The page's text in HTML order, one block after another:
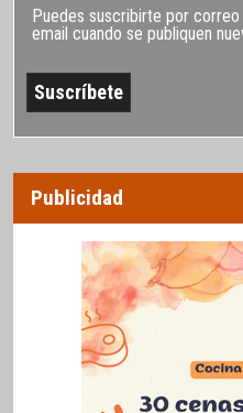
Puedes suscribirte por
email cuando se publiquen
Publicidad